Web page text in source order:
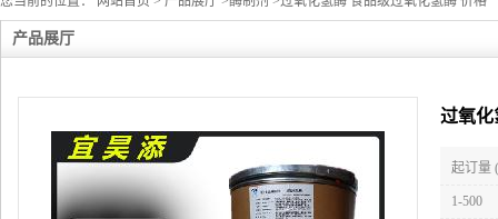
产品展厅
过氧化
起订量
1-500